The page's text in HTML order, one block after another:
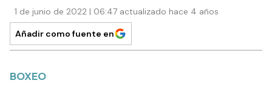
1 de junio de 2022 | 06:47 actualizado hace 4 años
Añadir como fuente en
BOXEO